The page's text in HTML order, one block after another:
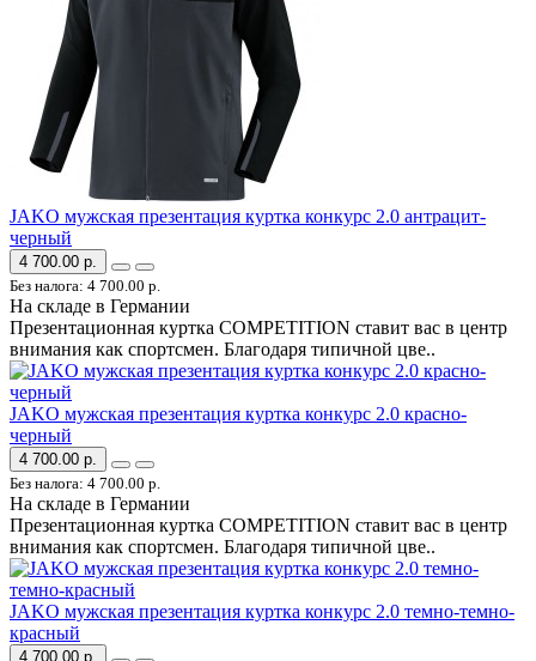
JAKO мужская презентация куртка конкурс 2.0 антрацит-
черный
4 700.00 р.
Без налога: 4 700.00 р.
На складе в Германии
Презентационная куртка COMPETITION ставит вас в центр
внимания как спортсмен. Благодаря типичной цве..
JAKO мужская презентация куртка конкурс 2.0 красно-
черный
4 700.00 р.
Без налога: 4 700.00 р.
На складе в Германии
Презентационная куртка COMPETITION ставит вас в центр
внимания как спортсмен. Благодаря типичной цве..
JAKO мужская презентация куртка конкурс 2.0 темно-темно-
красный
4 700.00 р.